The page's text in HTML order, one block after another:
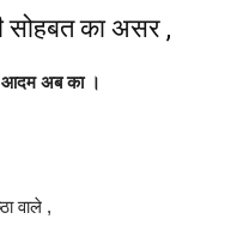
सोहबत का असर ,
आदम अब का ।
वाले ,